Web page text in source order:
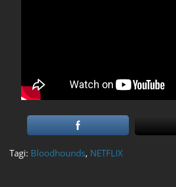
Tagi: Bloodhounds, NETFLIX